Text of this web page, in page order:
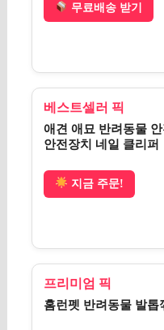
무료배송 받기
베스트셀러 픽
애견 애묘 반려동물
안전장치 네일 클리퍼
지금 주문!
프리미엄 픽
홈런펫 반려동물 발톱